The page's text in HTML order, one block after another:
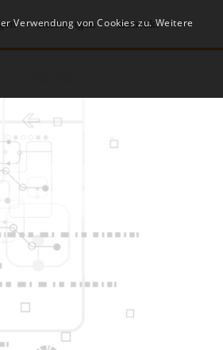
Leistungen Kontakt
Verwendung von Cookies zu. Weitere